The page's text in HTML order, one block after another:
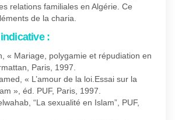
relations familiales en Algérie. Ce
de la charia.
:
« Mariage, polygamie et répudiation en
Paris, 1997.
« L’amour de la loi.Essai sur la
», éd. PUF, Paris, 1997.
“La sexualité en Islam”, PUF,